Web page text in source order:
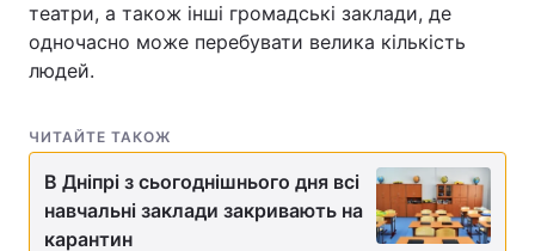
театри, а також інші громадські заклади, де
одночасно може перебувати велика кількість
людей.
ЧИТАЙТЕ ТАКОЖ
В Дніпрі з сьогоднішнього дня всі
навчальні заклади закривають на
карантин